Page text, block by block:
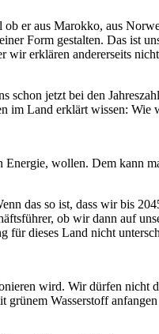
er aus Marokko, aus
Form gestalten. Das ist
wir erklären andererseits
jetzt bei den
im Land erklärt wissen:
wollen. Dem kann
das so ist, dass wir bis
ob wir dann auf
für dieses Land nicht
wird. Wir dürfen nicht
Wasserstoff